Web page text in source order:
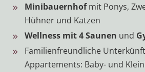
Minibauernhofmit Ponys,
Hühner und Katzen
Wellness mit 4 Saunen und
Familienfreundliche
Appartements: Baby- und